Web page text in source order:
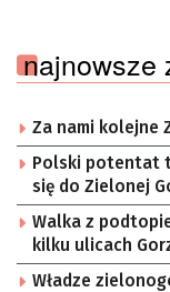
najnowsze
Za nami kolejne
Polski potentat
się do Zielonej
Walka z
kilku ulicach
Władze